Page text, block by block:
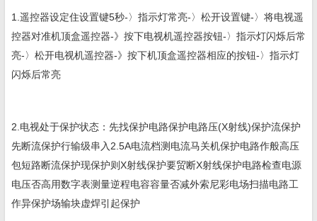
1.遥控器设定住设置键5秒-〉指示灯常亮-〉松开设置键-〉将电视遥
控器对准机顶盒遥控器-》按下电视机遥控器按钮-〉指示灯闪烁后常
亮-〉松开电视机遥控器-》按下机顶盒遥控器相应的按钮-〉指示灯
闪烁后常亮
2.电视处于保护状态：先找保护电路保护电路压(X射线)保护流保护
先断流保护行输级串入2.5A电流档测电流马关机保护电路作般高压
包短路断流保护现保护则X射线保护要贸断X射线保护电路检查电源
电压否高用数字表测量逆程电容容量否减外索尼彩电场扫描电路工
作异保护场输块虚焊引起保护